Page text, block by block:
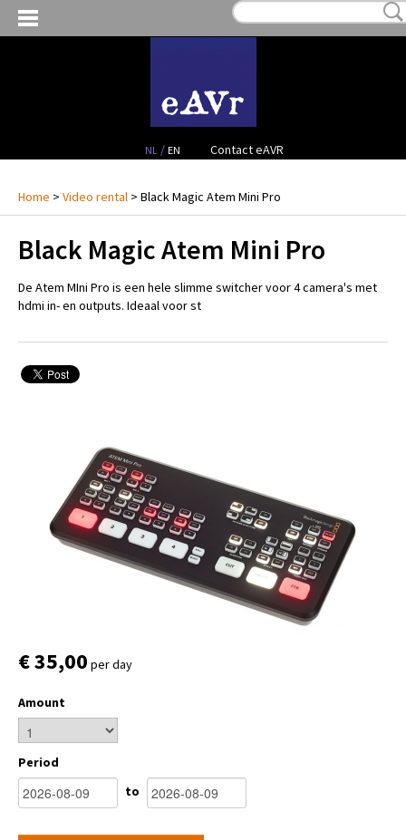
NL / EN Contact eAVR
MY WISHLIST:€ 0,00(0)
CONTACT
Home > Video rental > Black Magic Atem Mini Pro
Black Magic Atem Mini Pro
De Atem MIni Pro is een hele slimme switcher voor 4 camera's met
hdmi in- en outputs. Ideaal voor st
€ 35,00 per day
Amount
Period
to